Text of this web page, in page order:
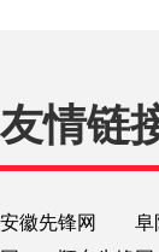
友情链
安徽先锋网 阜